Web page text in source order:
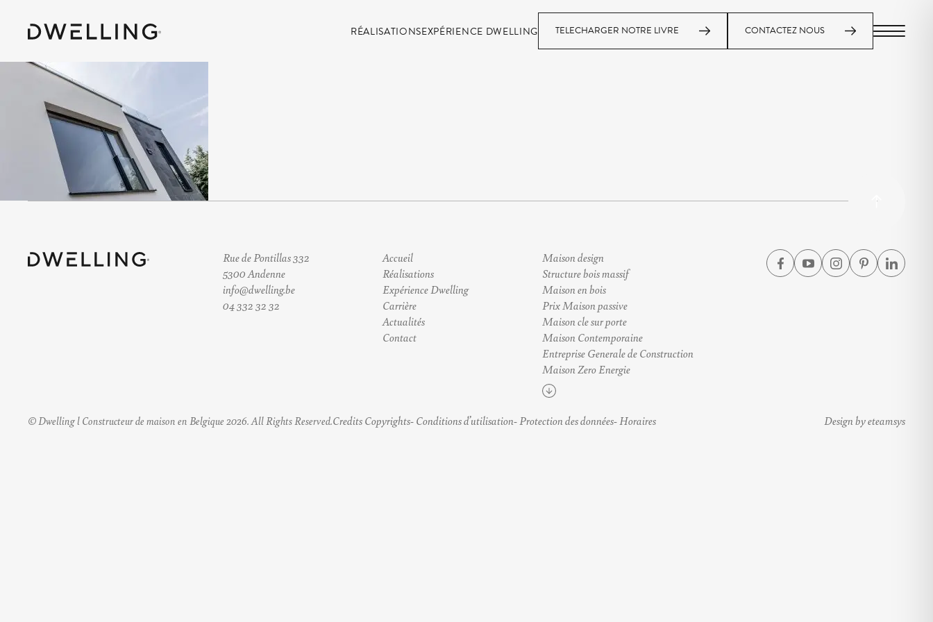
RÉALISATIONSEXPÉRIENCE DWELLING TELECHARGER NOTRE LIVRE CONTACTEZ NOUS MENU
Rue de Pontillas 332
5300 Andenne
info@dwelling.be
04 332 32 32
Accueil
Réalisations
Expérience Dwelling
Carrière
Actualités
Contact
Maison design
Structure bois massif
Maison en bois
Prix Maison passive
Maison cle sur porte
Maison Contemporaine
Entreprise Generale de Construction
Maison Zero Energie
Voir plus
© Dwelling l Constructeur de maison en Belgique 2026. All Rights Reserved.Credits Copyrights Conditions d’utilisation Protection des données Horaires Design by eteamsys